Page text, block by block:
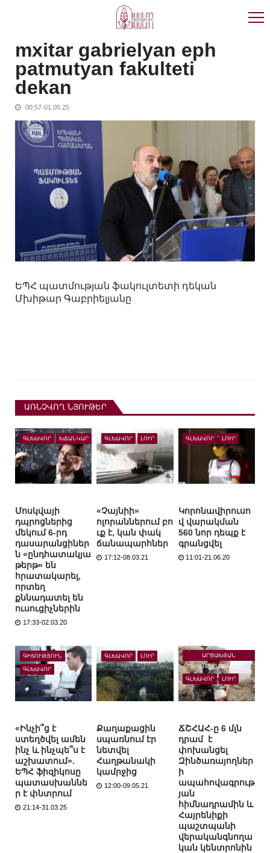
mxitar gabrielyan eph
patmutyan fakulteti
dekan
00:57-01.05.25
ԵՊՀ պատմության ֆակուլտետի դեկան
Մխիթար Գաբրիելյանը
ԱՌՆՉՎՈՂ ՆՅՈՒԹԵՐ
ԳԼԽԱՎՈՐ ԽՃԱՆԿԱՐ
Մոսկվայի
դպրոցներից
մեկում 6-րդ
դասարանցիներ
ն «ընդհատակյա
թերթ» են
հրատակարել,
որտեղ
քննադատել են
ուսուցիչներին
17:33-02.03.20
ԳԼԽԱՎՈՐ ԼՈՒՐ
«Չայնիի»
ոլորաններում բո
ւք է, կան փակ
ճանապարհներ
17:12-08.03.21
ԳԼԽԱՎՈՐ ԼՈՒՐ
Կորոնավիրուսո
վ վարակման
560 նոր դեպք է
գրանցվել
11:01-21.06.20
ԳԻՏՈՒԹՅՈՒՆ
ԳԼԽԱՎՈՐ
«Ինչի՞ց է
ստեղծվել ամեն
ինչ և ինչպե՞ս է
աշխատում».
ԵՊՀ ֆիզիկոսը
պատասխաննե
ր է փնտրում
21:14-31.03.25
ԳԼԽԱՎՈՐ ԼՈՒՐ
Քաղաքացին
սպառնում էր
նետվել
Հաղթանակի
կամրջից
12:00-09.05.21
ԱՐՑԱԽՅԱՆ
ՊԱՏԵՐԱԶՄ-2020
ԳԼԽԱՎՈՐ ԼՈՒՐ
ՃՇՀԱՀ-ը 6 մլն
դրամ է
փոխանցել
Զինծառայողներ
ի
ապահովագրութ
յան
հիմնադրամին և
Հայրենիքի
պաշտպանի
վերականգնողա
կան կենտրոնին